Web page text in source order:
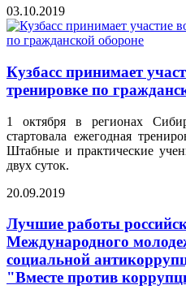
03.10.2019
Кузбасс принимает
тренировке по
1 октября в регионах
стартовала ежегодная
Штабные и практические
двух суток.
20.09.2019
Лучшие работы
Международного
социальной
"Вместе против